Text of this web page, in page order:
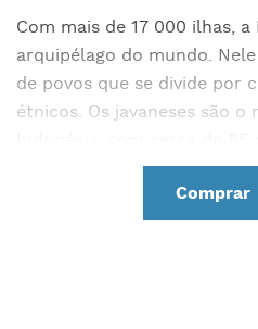
Com mais de 17 000 ilhas,
arquipélago do mundo.
de povos que se divide por
étnicos. Os javaneses são
Vivem principalmente nas
Comprar